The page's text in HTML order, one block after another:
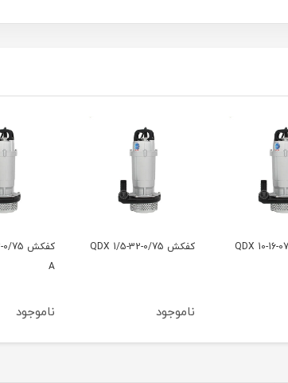
کفکش QDX 1/5 32-0/75
ناموجود
کفکش QDX 1/5-25-0/55
ناموجود